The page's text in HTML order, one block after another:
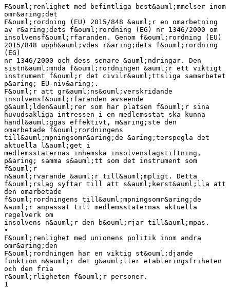
F&ouml;renlighet med befintliga best&auml;mmelser inom
omr&aring;det
F&ouml;rordning (EU) 2015/848 &auml;r en omarbetning
av r&aring;dets f&ouml;rordning (EG) nr 1346/2000 om
insolvensf&ouml;rfaranden. Genom f&ouml;rordning (EU)
2015/848 upph&auml;vdes r&aring;dets f&ouml;rordning
(EG)
nr 1346/2000 och dess senare &auml;ndringar. Den
sistn&auml;mnda f&ouml;rordningen &auml;r ett viktigt
instrument f&ouml;r det civilr&auml;ttsliga samarbetet
p&aring; EU-niv&aring;.
F&ouml;r att gr&auml;ns&ouml;verskridande
insolvensf&ouml;rfaranden avseende
g&auml;lden&auml;rer som har platsen f&ouml;r sina
huvudsakliga intressen i en medlemsstat ska kunna
handl&auml;ggas effektivt, m&aring;ste den
omarbetade f&ouml;rordningens
till&auml;mpningsomr&aring;de &aring;terspegla det
aktuella l&auml;get i
medlemsstaternas inhemska insolvenslagstiftning,
p&aring; samma s&auml;tt som det instrument som
f&ouml;r
n&auml;rvarande &auml;r till&auml;mpligt. Detta
f&ouml;rslag syftar till att s&auml;kerst&auml;lla att
den omarbetade
f&ouml;rordningens till&auml;mpningsomr&aring;de
&auml;r anpassat till medlemsstaternas aktuella
regelverk om
insolvens n&auml;r den b&ouml;rjar till&auml;mpas.
•
F&ouml;renlighet med unionens politik inom andra
omr&aring;den
F&ouml;rordningen har en viktig st&ouml;djande
funktion n&auml;r det g&auml;ller etableringsfriheten
och den fria
r&ouml;rligheten f&ouml;r personer.
1